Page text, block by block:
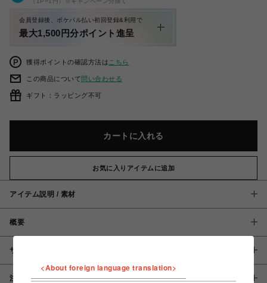
会員登録後、ポケパル払い初回登録&利用で
最大1,500円分ポイント進呈
獲得ポイントの確認方法は こちら
この商品について問い合わせる
ギフト：ラッピング不可
カートに入れる
お気に入りアイテムに追加
アイテム説明 / 素材
概要
サイズ
注意事項
<About foreign language translation>